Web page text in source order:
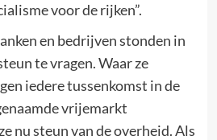
voor de rijken”.
en bedrijven stonden in
te vragen. Waar ze
iedere tussenkomst in de
vrijemarkt
nu steun van de overheid. Als